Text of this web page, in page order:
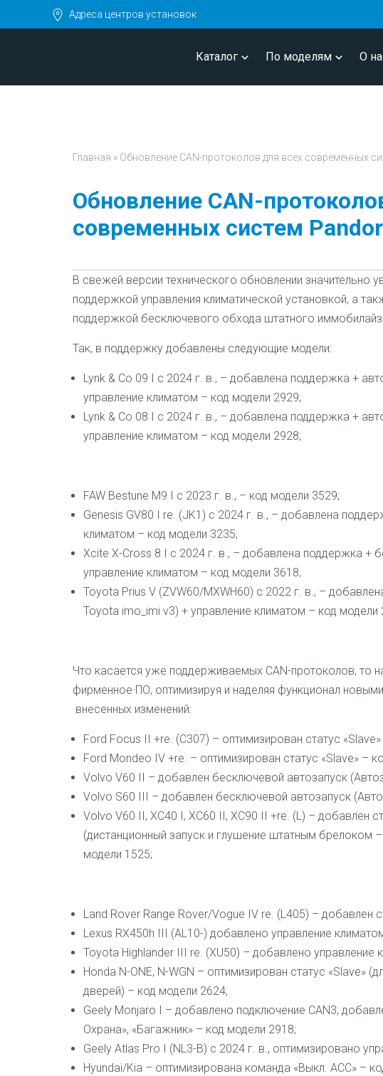
Адреса центров установок
Каталог По моделям О
Главная » Обновление CAN-протоколов для всех современных
Обновление CAN-
современных систем
В свежей версии технического обновлении значительно
поддержкой управления климатической установкой, а
поддержкой бесключевого обхода штатного
Так, в поддержку добавлены следующие модели:
Lynk & Co 09 I с 2024 г. в., – добавлена поддержка +
управление климатом – код модели 2929;
Lynk & Co 08 I с 2024 г. в., – добавлена поддержка +
управление климатом – код модели 2928;
FAW Bestune M9 I с 2023 г. в., – код модели 3529;
Genesis GV80 I re. (JK1) с 2024 г. в., – добавлена
климатом – код модели 3235;
Xcite X-Cross 8 I с 2024 г. в., – добавлена поддержка +
управление климатом – код модели 3618;
Toyota Prius V (ZVW60/MXWH60) с 2022 г. в., –
Toyota imo_imi v3) + управление климатом – код модели
Что касается уже поддерживаемых CAN-протоколов,
фирменное ПО, оптимизируя и наделяя функционал
внесенных изменений:
Ford Focus II +re. (C307) – оптимизирован статус
Ford Mondeo IV +re. – оптимизирован статус «Slave» –
Volvo V60 II – добавлен бесключевой автозапуск
Volvo S60 III – добавлен бесключевой автозапуск
Volvo V60 II, XC40 I, XC60 II, XC90 II +re. (L) – добавлен
(дистанционный запуск и глушение штатным брелоком
модели 1525;
Land Rover Range Rover/Vogue IV re. (L405) – добавлен
Lexus RX450h III (AL10-) добавлено управление
Toyota Highlander III re. (XU50) – добавлено управление
Honda N-ONE, N-WGN – оптимизирован статус «Slave»
дверей) – код модели 2624;
Geely Monjaro I – добавлено подключение CAN3;
Охрана», «Багажник» – код модели 2918;
Geely Atlas Pro I (NL3-B) с 2024 г. в., оптимизировано
Hyundai/Kia – оптимизирована команда «Выкл. ACC» –